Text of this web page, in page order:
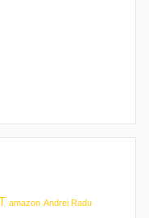
amazon Andrei Radu